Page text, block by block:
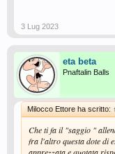
3 Lug 2023
eta beta
Pnaftalin Balls
Milocco Ettore ha scritto: ↑
Che ti fa il "saggio "
fra l'altro questa dote di